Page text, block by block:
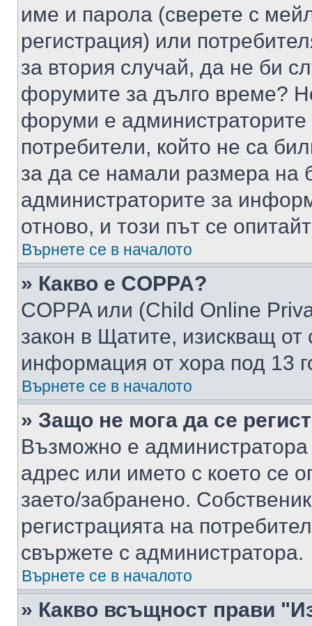
име и парола (сверете с
регистрация) или
за втория случай, да не би
форумите за дълго време?
форуми е администраторите
потребители, който не са
за да се намали размера на
администраторите за
отново, и този път се
Върнете се в началото
» Какво е COPPA?
COPPA или (Child Online
закон в Щатите, изискващ от
информация от хора под 13
Върнете се в началото
» Защо не мога да се
Възможно е
адрес или името с което се
заето/забранено.
регистрацията на
свържете с администратора.
Върнете се в началото
» Какво всъщност прави